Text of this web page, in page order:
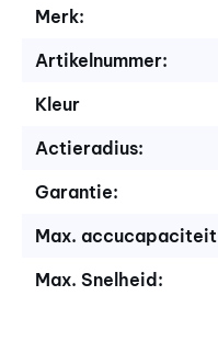
Merk:
Artikelnummer:
Kleur
Actieradius:
Garantie:
Max. accucapaciteit
Max. Snelheid: